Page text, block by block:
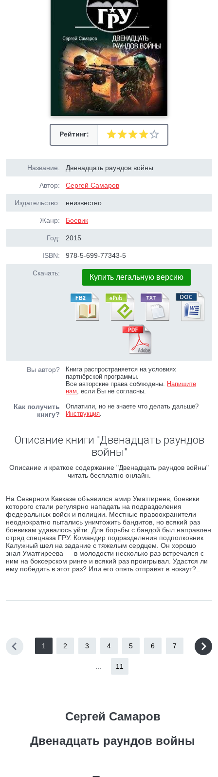
Рейтинг:
Название: Двенадцать раундов войны
Автор: Сергей Самаров
Издательство: неизвестно
Жанр: Боевик
Год: 2015
ISBN: 978-5-699-77343-5
Скачать: Купить легальную версию
Вы автор?
Книга распространяется на условиях
партнёрской программы.
Все авторские права соблюдены. Напишите
нам, если Вы не согласны.
Как получить
книгу?
Оплатили, но не знаете что делать дальше?
Инструкция.
Описание книги "Двенадцать раундов
войны"
Описание и краткое содержание "Двенадцать раундов войны"
читать бесплатно онлайн.
На Северном Кавказе объявился амир Уматгиреев, боевики
которого стали регулярно нападать на подразделения
федеральных войск и полиции. Местные правоохранители
неоднократно пытались уничтожить бандитов, но всякий раз
боевикам удавалось уйти. Для борьбы с бандой был направлен
отряд спецназа ГРУ. Командир подразделения подполковник
Калужный шел на задание с тяжелым сердцем. Он хорошо
знал Уматгиреева — в молодости несколько раз встречался с
ним на боксерском ринге и всякий раз проигрывал. Удастся ли
ему победить в этот раз? Или его опять отправят в нокаут?..
1 2 3 4 5 6 7
11
Сергей Самаров
Двенадцать раундов войны